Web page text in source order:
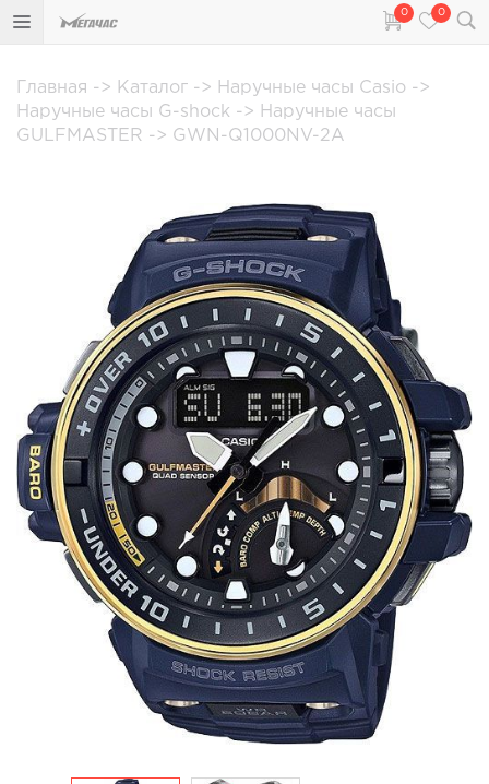
0 0
Главная -> Каталог -> Наручные часы Casio ->
Наручные часы G-shock -> Наручные часы
GULFMASTER -> GWN-Q1000NV-2A